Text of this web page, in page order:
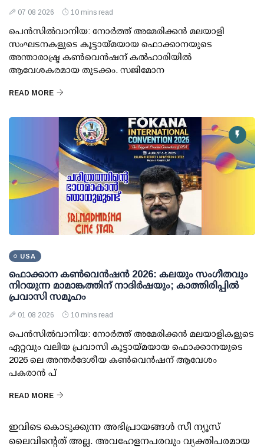
07 08 2026 10 mins read
പെന്‍സില്‍വാനിയ: നോര്‍ത്ത് അമേരിക്കന്‍ മലയാളി
സംഘടനകളുടെ കൂട്ടായ്മയായ ഫൊക്കാനയുടെ
അന്താരാഷ്ട്ര കണ്‍വെന്‍ഷന് കല്‍ഹാരിയില്‍
ആവേശകരമായ തുടക്കം. സജിമോന
READ MORE
USA
ഫൊക്കാന കണ്‍വെന്‍ഷന്‍ 2026: കലയും സംഗീതവും
നിറയുന്ന മാമാങ്കത്തിന് നാദിര്‍ഷയും; കാത്തിരിപ്പില്‍
പ്രവാസി സമൂഹം
01 08 2026 10 mins read
പെന്‍സില്‍വാനിയ: നോര്‍ത്ത് അമേരിക്കന്‍ മലയാളികളുടെ
ഏറ്റവും വലിയ പ്രവാസി കൂട്ടായ്മയായ ഫൊക്കാനയുടെ
2026 ലെ അന്തര്‍ദേശീയ കണ്‍വെന്‍ഷന് ആവേശം
പകരാന്‍ പ്
READ MORE
ഇവിടെ കൊടുക്കുന്ന അഭിപ്രായങ്ങള്‍ സീ ന്യൂസ്
ലൈവിന്റെത് അല്ല. അവഹേളനപരവും വ്യക്തിപരമായ